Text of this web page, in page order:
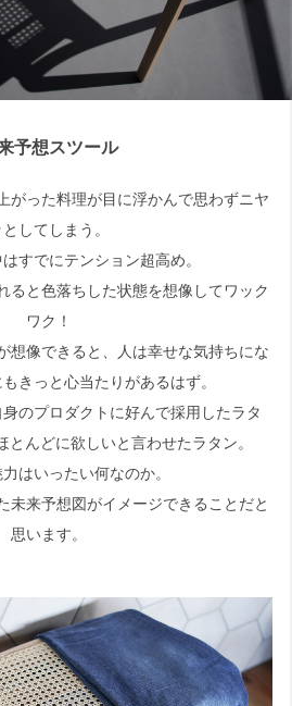
検索
予想スツール
がった料理が目に浮かんで思わずニヤ
としてしまう。
すでにテンション超高め。
ると色落ちした状態を想像してワック
ワク！
想像できると、人は幸せな気持ちにな
きっと心当たりがあるはず。
のプロダクトに好んで採用したラタ
とんどに欲しいと言わせたラタン。
はいったい何なのか。
未来予想図がイメージできることだと
思います。